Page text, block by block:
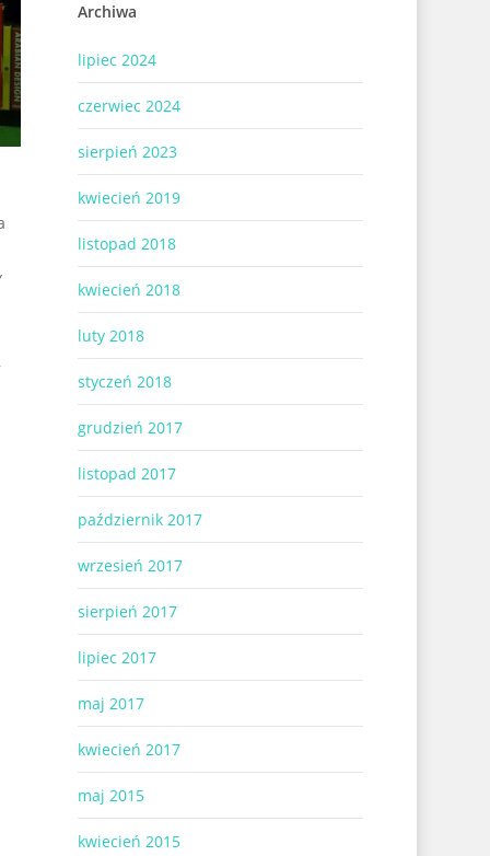
Archiwa
lipiec 2024
czerwiec 2024
sierpień 2023
kwiecień 2019
listopad 2018
kwiecień 2018
luty 2018
styczeń 2018
grudzień 2017
listopad 2017
październik 2017
wrzesień 2017
sierpień 2017
lipiec 2017
maj 2017
kwiecień 2017
maj 2015
kwiecień 2015